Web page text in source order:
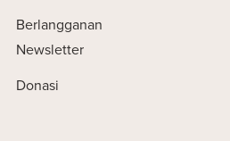
Berlangganan
Newsletter
Donasi